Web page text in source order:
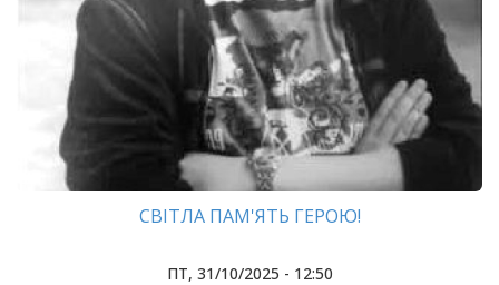
СВІТЛА ПАМ'ЯТЬ ГЕРОЮ!
ПТ, 31/10/2025 - 12:50